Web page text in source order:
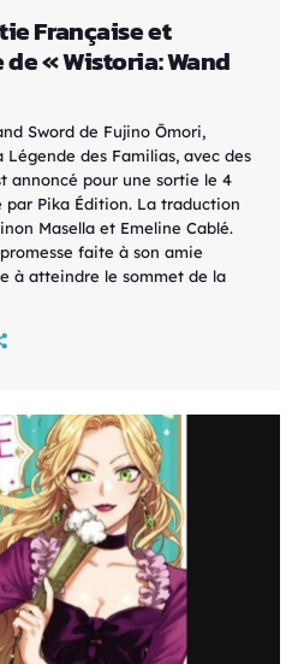
Française et
« Wistoria: Wand
Sword de Fujino Ōmori,
des Familias, avec des
annoncé pour une sortie le 4
Pika Édition. La traduction
Masella et Emeline Cablé.
faite à son amie
à atteindre le sommet de la